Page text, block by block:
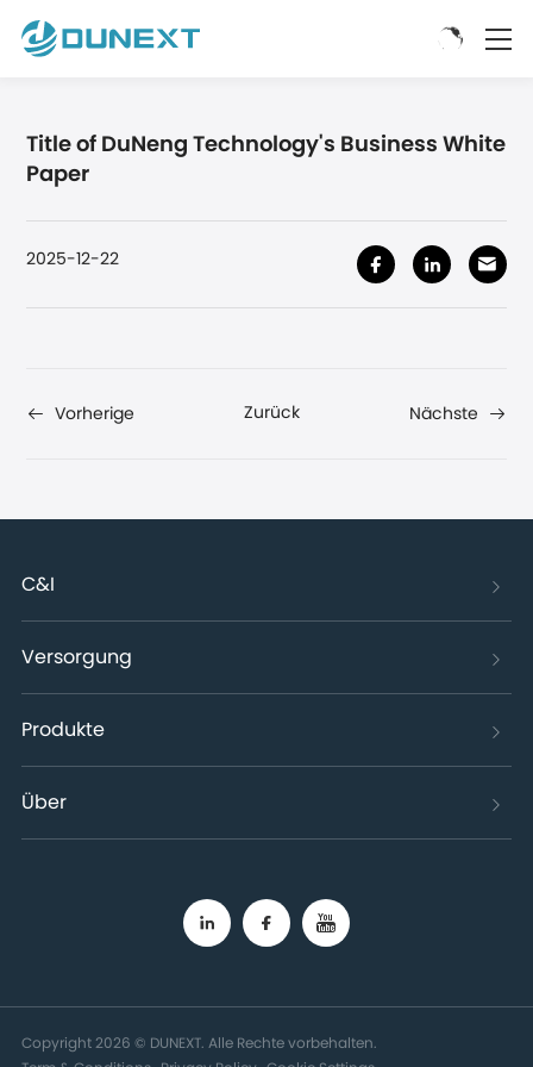
Title of DuNeng Technology's Business White
Paper
2025-12-22
Vorherige Zurück Nächste
C&I
Versorgung
Produkte
Über
Copyright 2026 © DUNEXT. Alle Rechte vorbehalten.